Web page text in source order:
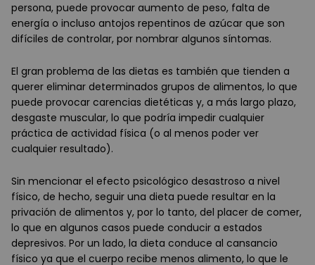
persona, puede provocar aumento de peso, falta de
energía o incluso antojos repentinos de azúcar que son
difíciles de controlar, por nombrar algunos síntomas.
El gran problema de las dietas es también que tienden a
querer eliminar determinados grupos de alimentos, lo que
puede provocar carencias dietéticas y, a más largo plazo,
desgaste muscular, lo que podría impedir cualquier
práctica de actividad física (o al menos poder ver
cualquier resultado).
Sin mencionar el efecto psicológico desastroso a nivel
físico, de hecho, seguir una dieta puede resultar en la
privación de alimentos y, por lo tanto, del placer de comer,
lo que en algunos casos puede conducir a estados
depresivos. Por un lado, la dieta conduce al cansancio
físico ya que el cuerpo recibe menos alimento, lo que le